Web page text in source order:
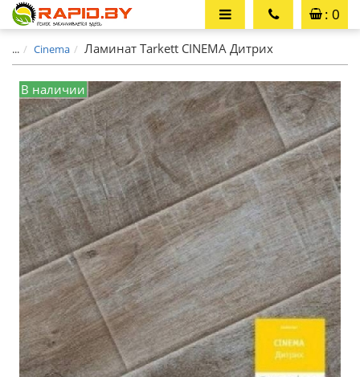
: 0
... Cinema Ламинат Tarkett CINEMA Дитрих
В наличии